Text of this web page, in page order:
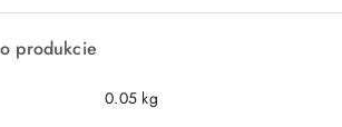
produkcie
0.05 kg